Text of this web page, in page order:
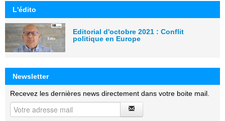
L'édito
Editorial d'octobre 2021 : Conflit
politique en Europe
Newsletter
Recevez les dernières news directement dans votre boite mail.